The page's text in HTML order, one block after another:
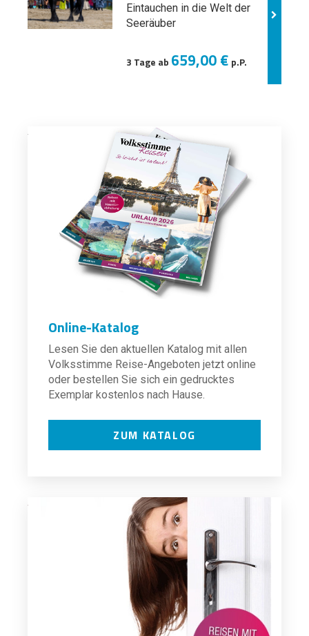
Eintauchen in die Welt der
Seeräuber
3 Tage ab 659,00 € p.P.
Online-Katalog
Lesen Sie den aktuellen Katalog mit allen
Volksstimme Reise-Angeboten jetzt online
oder bestellen Sie sich ein gedrucktes
Exemplar kostenlos nach Hause.
ZUM KATALOG